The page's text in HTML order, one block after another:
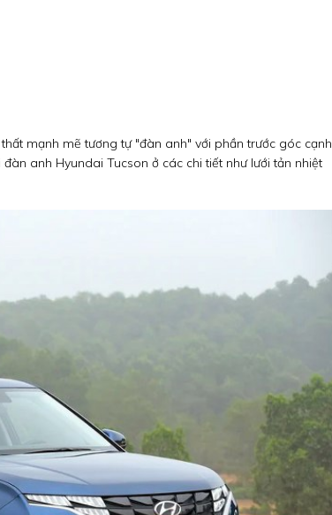
mạnh mẽ tương tự "đàn anh" với phần trước góc cạnh
anh Hyundai Tucson ở các chi tiết như lưới tản nhiệt